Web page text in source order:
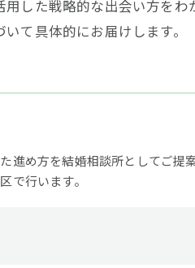
した戦略的な出会い方をわ
て具体的にお届けします。
進め方を結婚相談所としてご提
で行います。